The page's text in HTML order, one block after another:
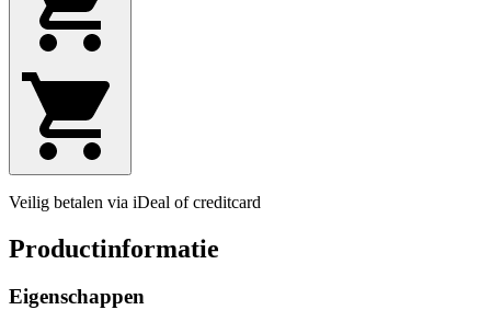
Veilig betalen via iDeal of creditcard
Productinformatie
Eigenschappen